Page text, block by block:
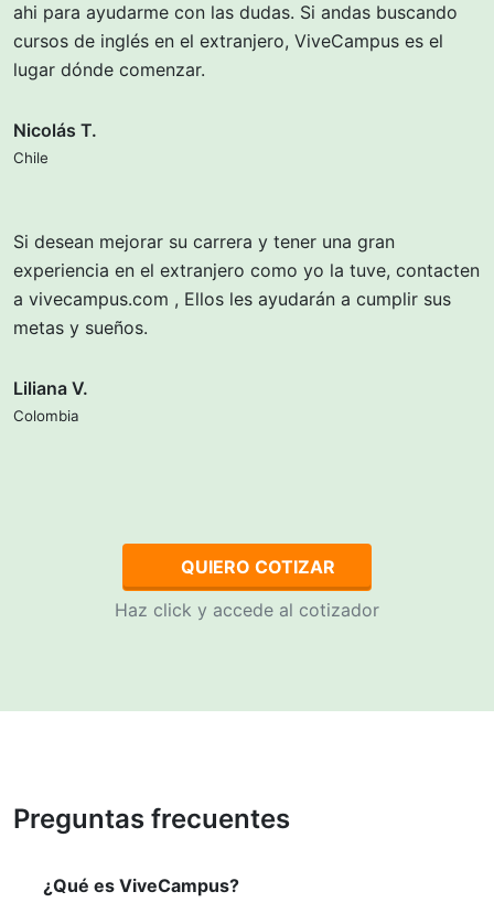
ahi para ayudarme con las dudas. Si andas buscando
cursos de inglés en el extranjero, ViveCampus es el
lugar dónde comenzar.
Nicolás T.
Chile
Si desean mejorar su carrera y tener una gran
experiencia en el extranjero como yo la tuve, contacten
a vivecampus.com , Ellos les ayudarán a cumplir sus
metas y sueños.
Liliana V.
Colombia
QUIERO COTIZAR
Haz click y accede al cotizador
Preguntas frecuentes
¿Qué es ViveCampus?